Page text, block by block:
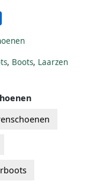
, Boots, Laarzen